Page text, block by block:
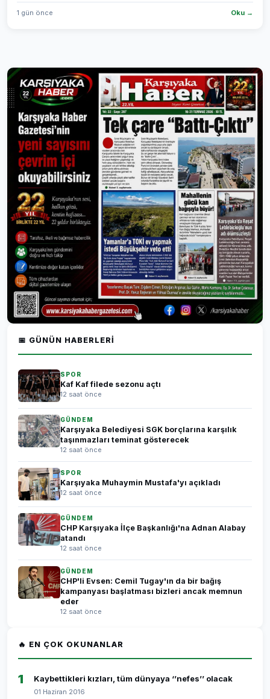
1 gün önce Oku →
📅 GÜNÜN HABERLERI
SPOR
Kaf Kaf filede sezonu açtı
12 saat önce
GÜNDEM
Karşıyaka Belediyesi SGK borçlarına karşılık
taşınmazları teminat gösterecek
12 saat önce
SPOR
Karşıyaka Muhaymin Mustafa'yı açıkladı
12 saat önce
GÜNDEM
CHP Karşıyaka İlçe Başkanlığı'na Adnan Alabay
atandı
12 saat önce
GÜNDEM
CHP'li Evsen: Cemil Tugay'ın da bir bağış
kampanyası başlatması bizleri ancak memnun
eder
12 saat önce
🔥 EN ÇOK OKUNANLAR
1 Kaybettikleri kızları, tüm dünyaya ‘’nefes’’ olacak
01 Haziran 2016